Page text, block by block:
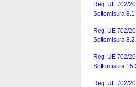
Reg. UE 702/
Sottomisura 8.1
Reg. UE 702/
Sottomisura 8.2
Reg. UE 702/
Sottomisura
Reg. UE 702/